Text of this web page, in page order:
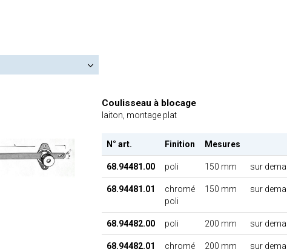
Coulisseau à blocage
laiton, montage plat
N° art. Finition Mesures
68.94481.00 poli 150 mm sur
68.94481.01
chromé
poli
150 mm sur
68.94482.00 poli 200 mm sur
68.94482.01
chromé
200 mm sur